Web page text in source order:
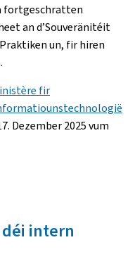
fortgeschratten
an d’Souveränitéit
un, fir hiren
fir
Dezember 2025 vum
intern